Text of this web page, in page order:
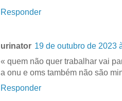
Responder
urinator 19 de outubro de 2023
« quem não quer trabalhar vai
a onu e oms também não são
Responder